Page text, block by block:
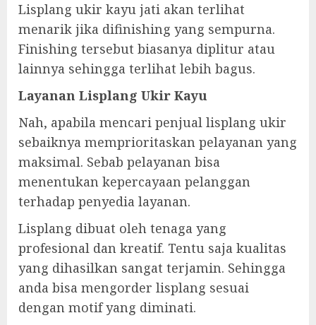
Lisplang ukir kayu jati akan terlihat
menarik jika difinishing yang sempurna.
Finishing tersebut biasanya diplitur atau
lainnya sehingga terlihat lebih bagus.
Layanan Lisplang Ukir Kayu
Nah, apabila mencari penjual lisplang ukir
sebaiknya memprioritaskan pelayanan yang
maksimal. Sebab pelayanan bisa
menentukan kepercayaan pelanggan
terhadap penyedia layanan.
Lisplang dibuat oleh tenaga yang
profesional dan kreatif. Tentu saja kualitas
yang dihasilkan sangat terjamin. Sehingga
anda bisa mengorder lisplang sesuai
dengan motif yang diminati.